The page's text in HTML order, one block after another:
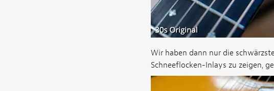
Wir haben dann nur die
Schneeflocken-Inlays zu zeigen,